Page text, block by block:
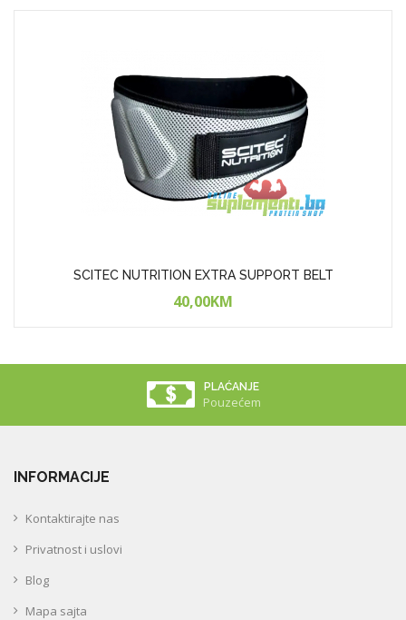
SCITEC NUTRITION EXTRA SUPPORT BELT
40,00KM
PLAĆANJE
Pouzećem
INFORMACIJE
Kontaktirajte nas
Privatnost i uslovi
Blog
Mapa sajta